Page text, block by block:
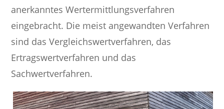
anerkanntes Wertermittlungsverfahren
eingebracht. Die meist angewandten Verfahren
sind das Vergleichswertverfahren, das
Ertragswertverfahren und das
Sachwertverfahren.